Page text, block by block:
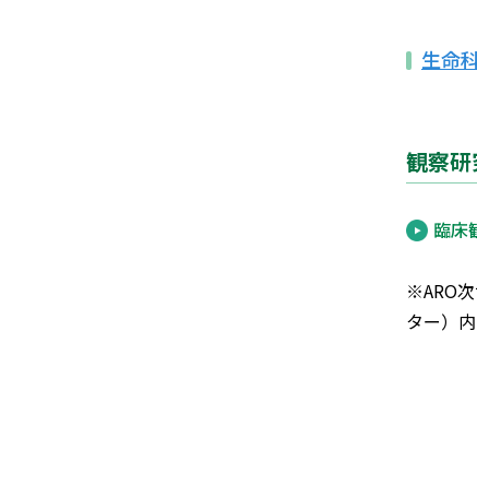
生命
観察
臨床
※ARO
ター）